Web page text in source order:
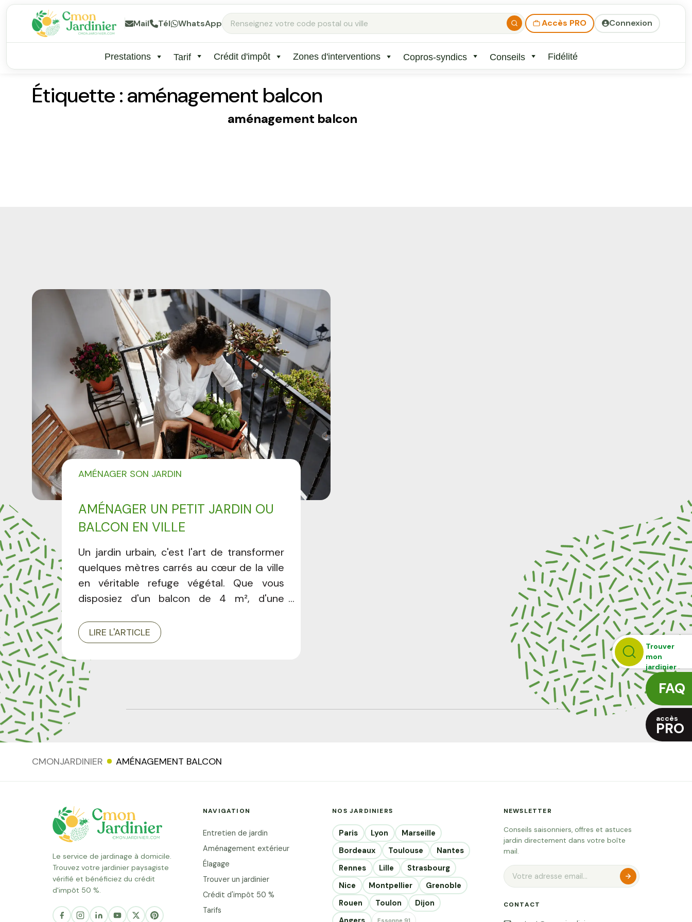
Salut c'est nous...
Mail Tél WhatsApp
Rechercher
:
Accès PRO Connexion
Prestations Tarif Crédit d'impôt Zones d'interventions Copros-syndics Conseils Fidélité
Trouver
mon
jardinier
FAQ
accès
PRO
Étiquette :aménagement balcon
aménagement balcon
AMÉNAGER UN PETIT JARDIN OU
BALCON EN VILLE
AMÉNAGER SON JARDIN
Un jardin urbain, c'est l'art de transformer
quelques mètres carrés au cœur de la ville
en véritable refuge végétal. Que vous
disposiez d'un balcon de 4 m², d'une
cœur d'îlot, chaque espace peut devenir
une bulle de nature, de fraîcheur et de
bien-être. Découvrez dans ce guide
complet toutes les clés pour aménager
votre jardin urbain : optimisation de
l'espace, choix des plantes, potager en ville
Jouer la verticalité pour gagner de la place
d'impôt 50% Pourquoi créer un jardin urbain
change la... Lire la suite
LIRE L'ARTICLE
CMONJARDINIER AMÉNAGEMENT BALCON
Le service de jardinage à domicile.
Trouvez votre jardinier paysagiste
vérifié et bénéficiez du crédit
d'impôt 50 %.
NAVIGATION
Entretien de jardin
Aménagement extérieur
Élagage
Trouver un jardinier
Crédit d'impôt 50 %
Tarifs
NOS JARDINIERS
Paris Lyon
Marseille
Bordeaux
Toulouse
Nantes
Rennes
Lille
Strasbourg
Nice
Montpellier
Grenoble
Rouen
Toulon
Dijon
NEWSLETTER
Conseils saisonniers, offres et astuces
jardin directement dans votre boîte
mail.
CONTACT